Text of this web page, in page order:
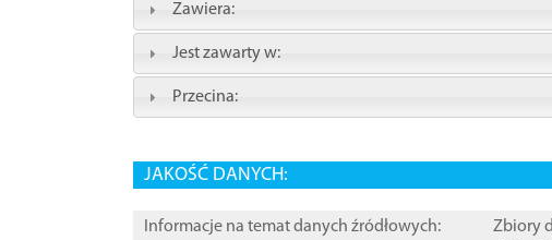
Zawiera:
Jest zawarty w:
Przecina:
JAKOŚĆ DANYCH:
Informacje na temat danych źródłowych:
Zbiory